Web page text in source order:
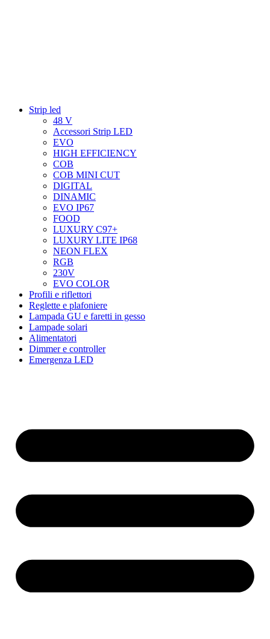
Strip led
48 V
Accessori Strip LED
EVO
HIGH EFFICIENCY
COB
COB MINI CUT
DIGITAL
DINAMIC
EVO IP67
FOOD
LUXURY C97+
LUXURY LITE IP68
NEON FLEX
RGB
230V
EVO COLOR
Profili e riflettori
Reglette e plafoniere
Lampada GU e faretti in gesso
Lampade solari
Alimentatori
Dimmer e controller
Emergenza LED